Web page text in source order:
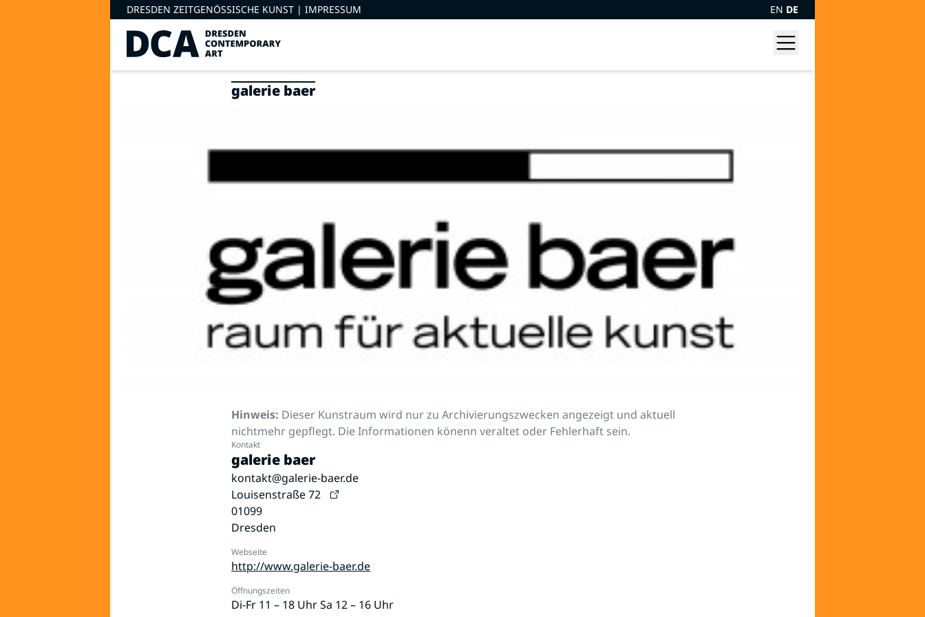
DRESDEN ZEITGENÖSSISCHE KUNST | IMPRESSUM EN DE
galerie baer
Hinweis: Dieser Kunstraum wird nur zu Archivierungszwecken angezeigt und aktuell
nichtmehr gepflegt. Die Informationen könenn veraltet oder Fehlerhaft sein.
Kontakt
galerie baer
kontakt@galerie-baer.de
Louisenstraße 72
01099
Dresden
Webseite
http://www.galerie-baer.de
Öffnungszeiten
Di-Fr 11 – 18 Uhr Sa 12 – 16 Uhr